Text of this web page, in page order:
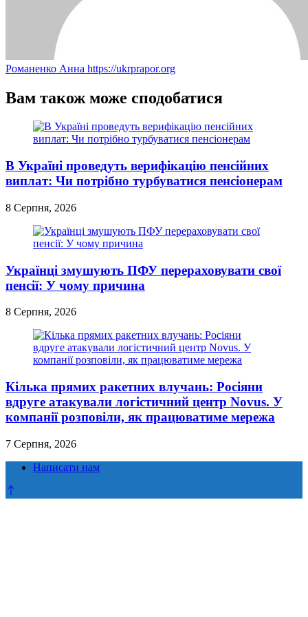
Романенко Анна https://ukrprapor.org
Вам також може сподобатися
В Україні проведуть верифікацію пенсійних
виплат: Чи потрібно турбуватися пенсіонерам
8 Серпня, 2026
Українці змушують ПФУ перераховувати свої
пенсії: У чому причина
8 Серпня, 2026
Кілька прямих ракетних влучань: Росіяни
вдруге атакували логістичний центр Novus. У
компанії розповіли, як працюватиме мережа
7 Серпня, 2026
Написати нам
Прокрутка
до